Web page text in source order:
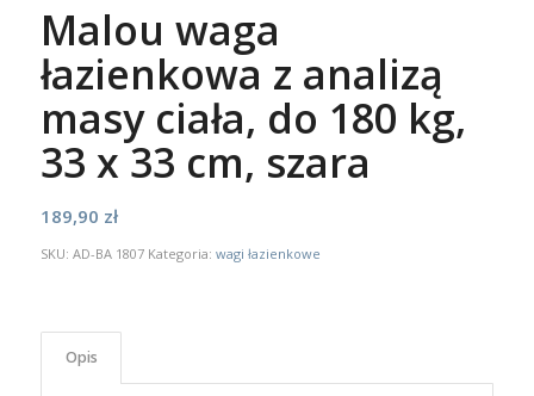
Malou waga
łazienkowa z analizą
masy ciała, do 180 kg,
33 x 33 cm, szara
189,90 zł
SKU: AD-BA 1807 Kategoria: wagi łazienkowe
Opis